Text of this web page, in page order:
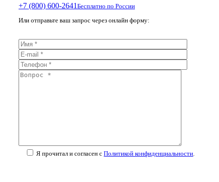
+7 (800) 600-2641 Бесплатно по России
Или отправьте ваш запрос через онлайн форму:
Я прочитал и согласен сПолитикой конфиденциальности